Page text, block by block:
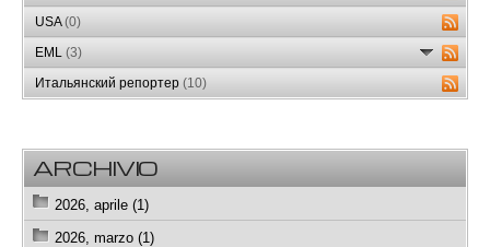
USA(0)
EML (3)
Итальянский репортер (10)
ARCHIVIO
2026, aprile (1)
2026, marzo (1)